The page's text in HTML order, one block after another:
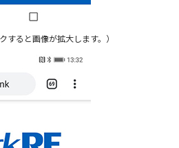
ると画像が拡大します。）